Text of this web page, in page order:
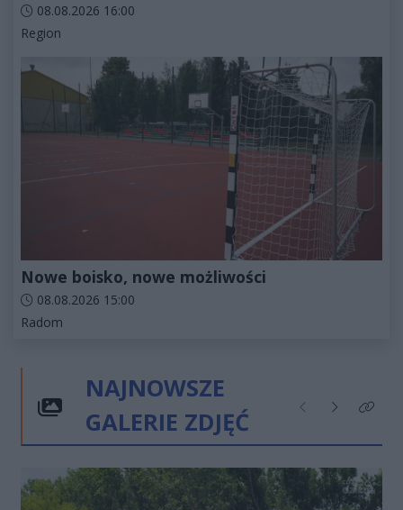
Data dodania artykułu:
08.08.2026 16:00
Kategorie artykułu:
Region
Nowe boisko, nowe możliwości
Data dodania artykułu:
08.08.2026 15:00
Kategorie artykułu:
Radom
NAJNOWSZE
GALERIE ZDJĘĆ
Poprzednie
NastępneKliknij